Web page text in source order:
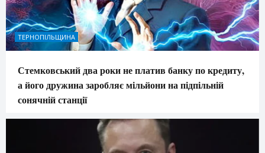
ТЕРНОПІЛЬЩИНА
Стемковський два роки не платив банку по кредиту,
а його дружина заробляє мільйони на підпільній
сонячній станції